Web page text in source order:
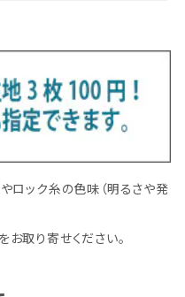
ロック糸の色味（明るさや発
取り寄せください。